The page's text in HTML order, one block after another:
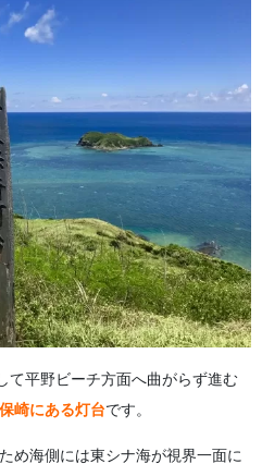
て平野ビーチ方面へ曲がらず進む
崎にある灯台です。
め海側には東シナ海が視界一面に